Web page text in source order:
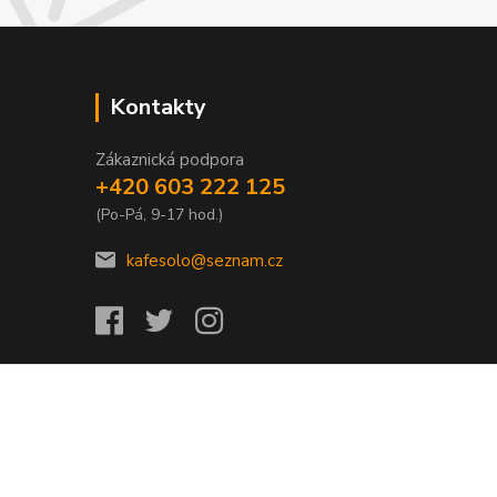
Kontakty
Zákaznická podpora
+420 603 222 125
(Po-Pá, 9-17 hod.)
kafesolo@seznam.cz